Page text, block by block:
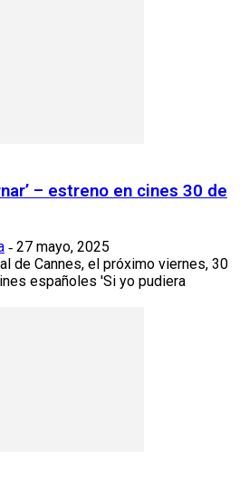
– estreno en cines 30 de
- 27 mayo, 2025
de Cannes, el próximo viernes, 30
españoles 'Si yo pudiera